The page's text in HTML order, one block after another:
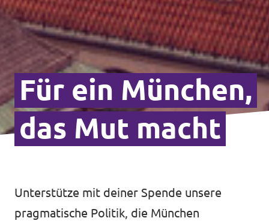
Für ein München,
das Mut macht
Unterstütze mit deiner Spende unsere
pragmatische Politik, die München